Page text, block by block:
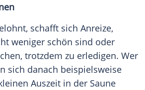
schafft sich Anreize,
weniger schön sind oder
trotzdem zu erledigen. Wer
sich danach beispielsweise
Auszeit in der Saune